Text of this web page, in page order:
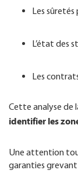
Les sûretés
L’état des
Les
Cette analyse de
identifier les
Une attention
garanties grevant